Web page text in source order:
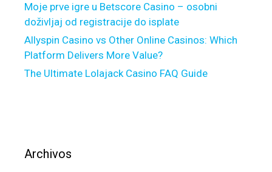
a
n
i
L
o
4
Moje prve igre u Betscore Casino – osobni
doživljaj od registracije do isplate
Allyspin Casino vs Other Online Casinos: Which
Platform Delivers More Value?
The Ultimate Lolajack Casino FAQ Guide
Archivos